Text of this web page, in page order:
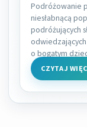
Podróżowanie
niesłabnącą
podróżujących
o bogatym
CZYTAJ